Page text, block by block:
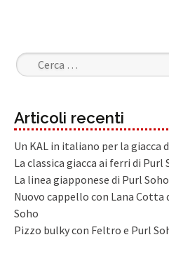
Ricerca per:
Articoli recenti
Un KAL in italiano per la giacca
La classica giacca ai ferri di Purl
La linea giapponese di Purl Soho
Nuovo cappello con Lana Cotta
Soho
Pizzo bulky con Feltro e Purl